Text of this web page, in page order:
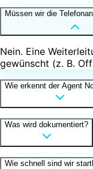
Müssen wir die
Nein. Eine
gewünscht (z. B.
Wie erkennt der Agent
Was wird dokumentiert?
Wie schnell sind wir